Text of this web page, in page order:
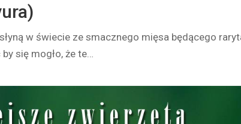
w świecie ze smacznego mięsa będącego
się mogło, że te…